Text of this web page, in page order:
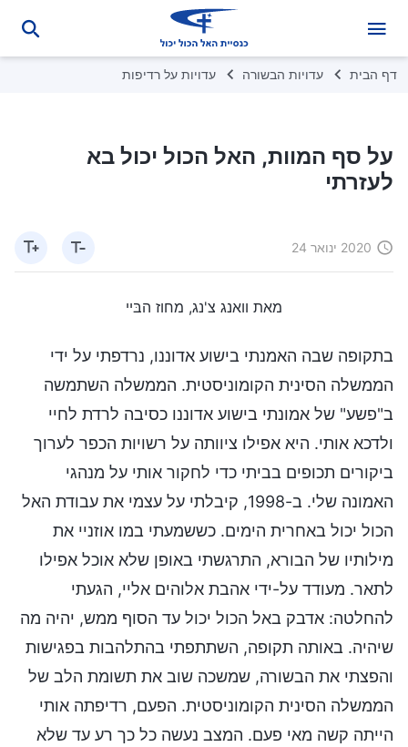
דף הבית עדויות הבשורה עדויות על רדיפות
על סף המוות, האל הכול יכול בא
לעזרתי
2020 ינואר 24
מאת וואנג צ'נג, מחוז הבּיי
בתקופה שבה האמנתי בישוע אדוננו, נרדפתי על ידי
הממשלה הסינית הקומוניסטית. הממשלה השתמשה
ב"פשע" של אמונתי בישוע אדוננו כסיבה לרדת לחיי
ולדכא אותי. היא אפילו ציוותה על רשויות הכפר לערוך
ביקורים תכופים בביתי כדי לחקור אותי על מנהגי
האמונה שלי. ב-1998, קיבלתי על עצמי את עבודת האל
הכול יכול באחרית הימים. כששמעתי במו אוזניי את
מילותיו של הבורא, התרגשתי באופן שלא אוכל אפילו
לתאר. מעודד על-ידי אהבת אלוהים אליי, הגעתי
להחלטה: אדבק באל הכול יכול עד הסוף ממש, יהיה מה
שיהיה. באותה תקופה, השתתפתי בהתלהבות בפגישות
והפצתי את הבשורה, שמשכה שוב את תשומת הלב של
הממשלה הסינית הקומוניסטית. הפעם, רדיפתה אותי
הייתה קשה מאי פעם. המצב נעשה כל כך רע עד שלא